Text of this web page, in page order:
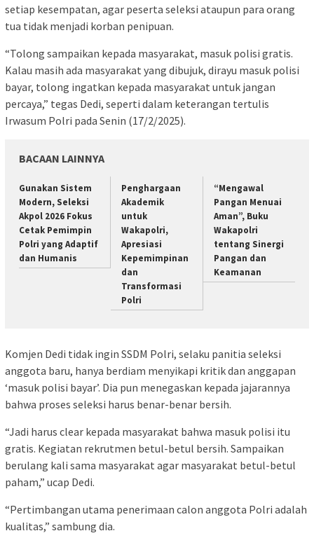
setiap kesempatan, agar peserta seleksi ataupun para orang
tua tidak menjadi korban penipuan.
“Tolong sampaikan kepada masyarakat, masuk polisi gratis.
Kalau masih ada masyarakat yang dibujuk, dirayu masuk polisi
bayar, tolong ingatkan kepada masyarakat untuk jangan
percaya,” tegas Dedi, seperti dalam keterangan tertulis
Irwasum Polri pada Senin (17/2/2025).
BACAAN LAINNYA
Gunakan Sistem
Modern, Seleksi
Akpol 2026 Fokus
Cetak Pemimpin
Polri yang Adaptif
dan Humanis
Penghargaan
Akademik
untuk
Wakapolri,
Apresiasi
Kepemimpinan
dan
Transformasi
Polri
“Mengawal
Pangan Menuai
Aman”, Buku
Wakapolri
tentang Sinergi
Pangan dan
Keamanan
Komjen Dedi tidak ingin SSDM Polri, selaku panitia seleksi
anggota baru, hanya berdiam menyikapi kritik dan anggapan
‘masuk polisi bayar’. Dia pun menegaskan kepada jajarannya
bahwa proses seleksi harus benar-benar bersih.
“Jadi harus clear kepada masyarakat bahwa masuk polisi itu
gratis. Kegiatan rekrutmen betul-betul bersih. Sampaikan
berulang kali sama masyarakat agar masyarakat betul-betul
paham,” ucap Dedi.
“Pertimbangan utama penerimaan calon anggota Polri adalah
kualitas,” sambung dia.